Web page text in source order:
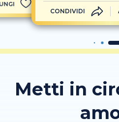
CONDIVIDI
Metti in